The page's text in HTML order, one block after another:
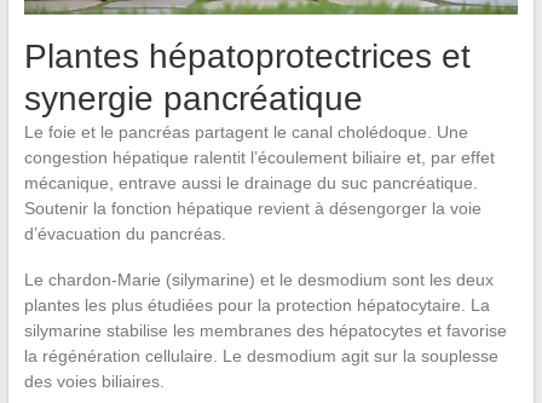
Plantes hépatoprotectrices et
synergie pancréatique
Le foie et le pancréas partagent le canal cholédoque. Une
congestion hépatique ralentit l’écoulement biliaire et, par effet
mécanique, entrave aussi le drainage du suc pancréatique.
Soutenir la fonction hépatique revient à désengorger la voie
d’évacuation du pancréas.
Le chardon-Marie (silymarine) et le desmodium sont les deux
plantes les plus étudiées pour la protection hépatocytaire. La
silymarine stabilise les membranes des hépatocytes et favorise
la régénération cellulaire. Le desmodium agit sur la souplesse
des voies biliaires.